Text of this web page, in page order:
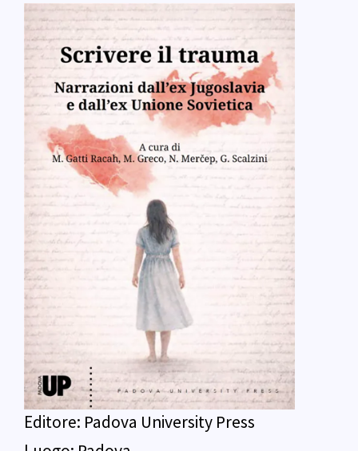
Editore: Padova University Press